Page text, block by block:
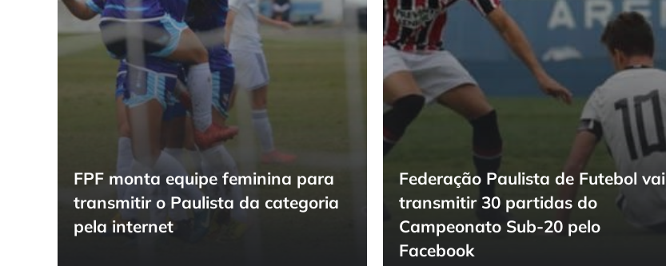
FPF monta equipe feminina para
transmitir o Paulista da categoria
pela internet
Federação Paulista de Futebol vai
transmitir 30 partidas do
Campeonato Sub-20 pelo
Facebook